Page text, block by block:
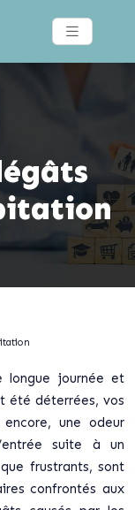
longue journée et
été déterrées, vos
une odeur
suite à un
frustrants, sont
confrontés aux